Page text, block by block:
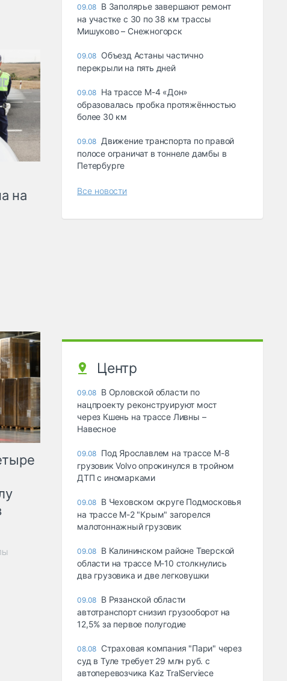
на
09.08 В Заполярье завершают ремонт
на участке с 30 по 38 км трассы
Мишуково – Снежногорск
09.08 Объезд Астаны частично
перекрыли на пять дней
09.08 На трассе М-4 «Дон»
образовалась пробка протяжённостью
более 30 км
09.08 Движение транспорта по правой
полосе ограничат в тоннеле дамбы в
Петербурге
Все новости
Центр
09.08 В Орловской области по
нацпроекту реконструируют мост
через Кшень на трассе Ливны –
Навесное
09.08 Под Ярославлем на трассе М-8
грузовик Volvo опрокинулся в тройном
ДТП с иномарками
09.08 В Чеховском округе Подмосковья
на трассе М-2 "Крым" загорелся
малотоннажный грузовик
09.08 В Калининском районе Тверской
области на трассе М-10 столкнулись
два грузовика и две легковушки
09.08 В Рязанской области
автотранспорт снизил грузооборот на
12,5% за первое полугодие
08.08 Страховая компания "Пари" через
суд в Туле требует 29 млн руб. с
автоперевозчика Kaz TralServiece